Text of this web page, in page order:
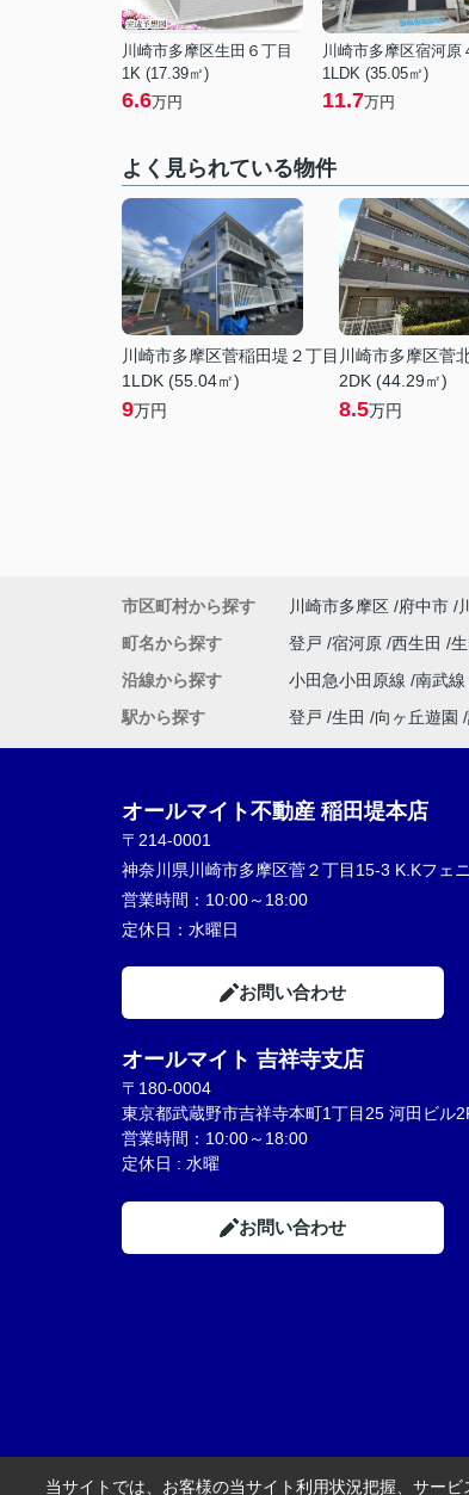
川崎市多摩区生田６丁目
1K (17.39㎡)
6.6万円
1LDK (35.05㎡)
11.7万円
よく見られている物件
川崎市多摩区菅稲田堤２丁目
1LDK (55.04㎡)
9万円
川崎市多摩区菅
2DK (44.29㎡)
8.5万円
市区町村から探す 川崎市多摩区 府中市
町名から探す
登戸 宿河原 西生田
沿線から探す
小田急小田原線 南武線
駅から探す
登戸 生田 向ヶ丘遊園
オールマイト不動産 稲田堤本店
〒214-0001
神奈川県川崎市多摩区菅２丁目15-3 K.Kフェ
営業時間： 10:00～18:00
定休日： 水曜日
お問い合わせ
オールマイト 吉祥寺支店
〒180-0004
東京都武蔵野市吉祥寺本町1丁目25 河田ビル
営業時間：10:00～18:00
定休日 : 水曜
お問い合わせ
当サイトでは、お客様の当サイト利用状況把握、サー